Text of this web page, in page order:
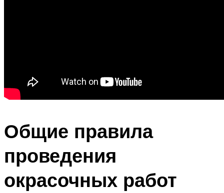
Общие правила
проведения
окрасочных работ